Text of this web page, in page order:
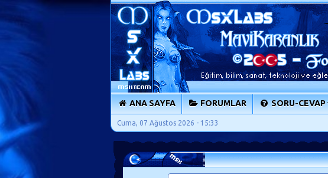
ANA SAYFA FORUMLAR SORU-CEVAP
Cuma, 07 Ağustos 2026 - 15:33